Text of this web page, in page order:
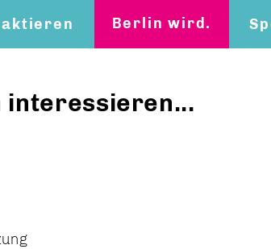
Berlin wird.
interessieren...